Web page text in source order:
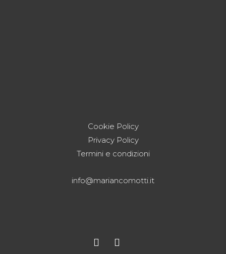
Cookie Policy
Privacy Policy
Termini e condizioni
info@mariancomotti.it